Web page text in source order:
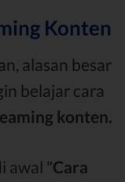
Konten
alasan besar
belajar cara
konten.
awal "Cara